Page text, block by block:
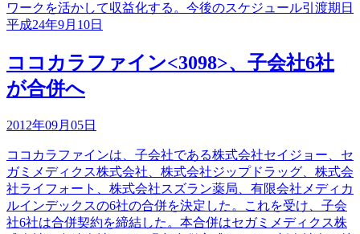
ワークを活かして収益化する。今後のスケジュール引渡期日
平成24年9月10日
ココカラファイン<3098>、子会社6社
が合併へ
2012年09月05日
ココカラファインは、子会社である株式会社セイジョー、セ
ガミメディクス株式会社、株式会社ジップドラッグ、株式会
社ライフォート、株式会社スズラン薬局、有限会社メディカ
ルインデックスの6社の合併を決定した。これを受け、子会
社6社は合併契約を締結した。本合併はセガミメディクス株